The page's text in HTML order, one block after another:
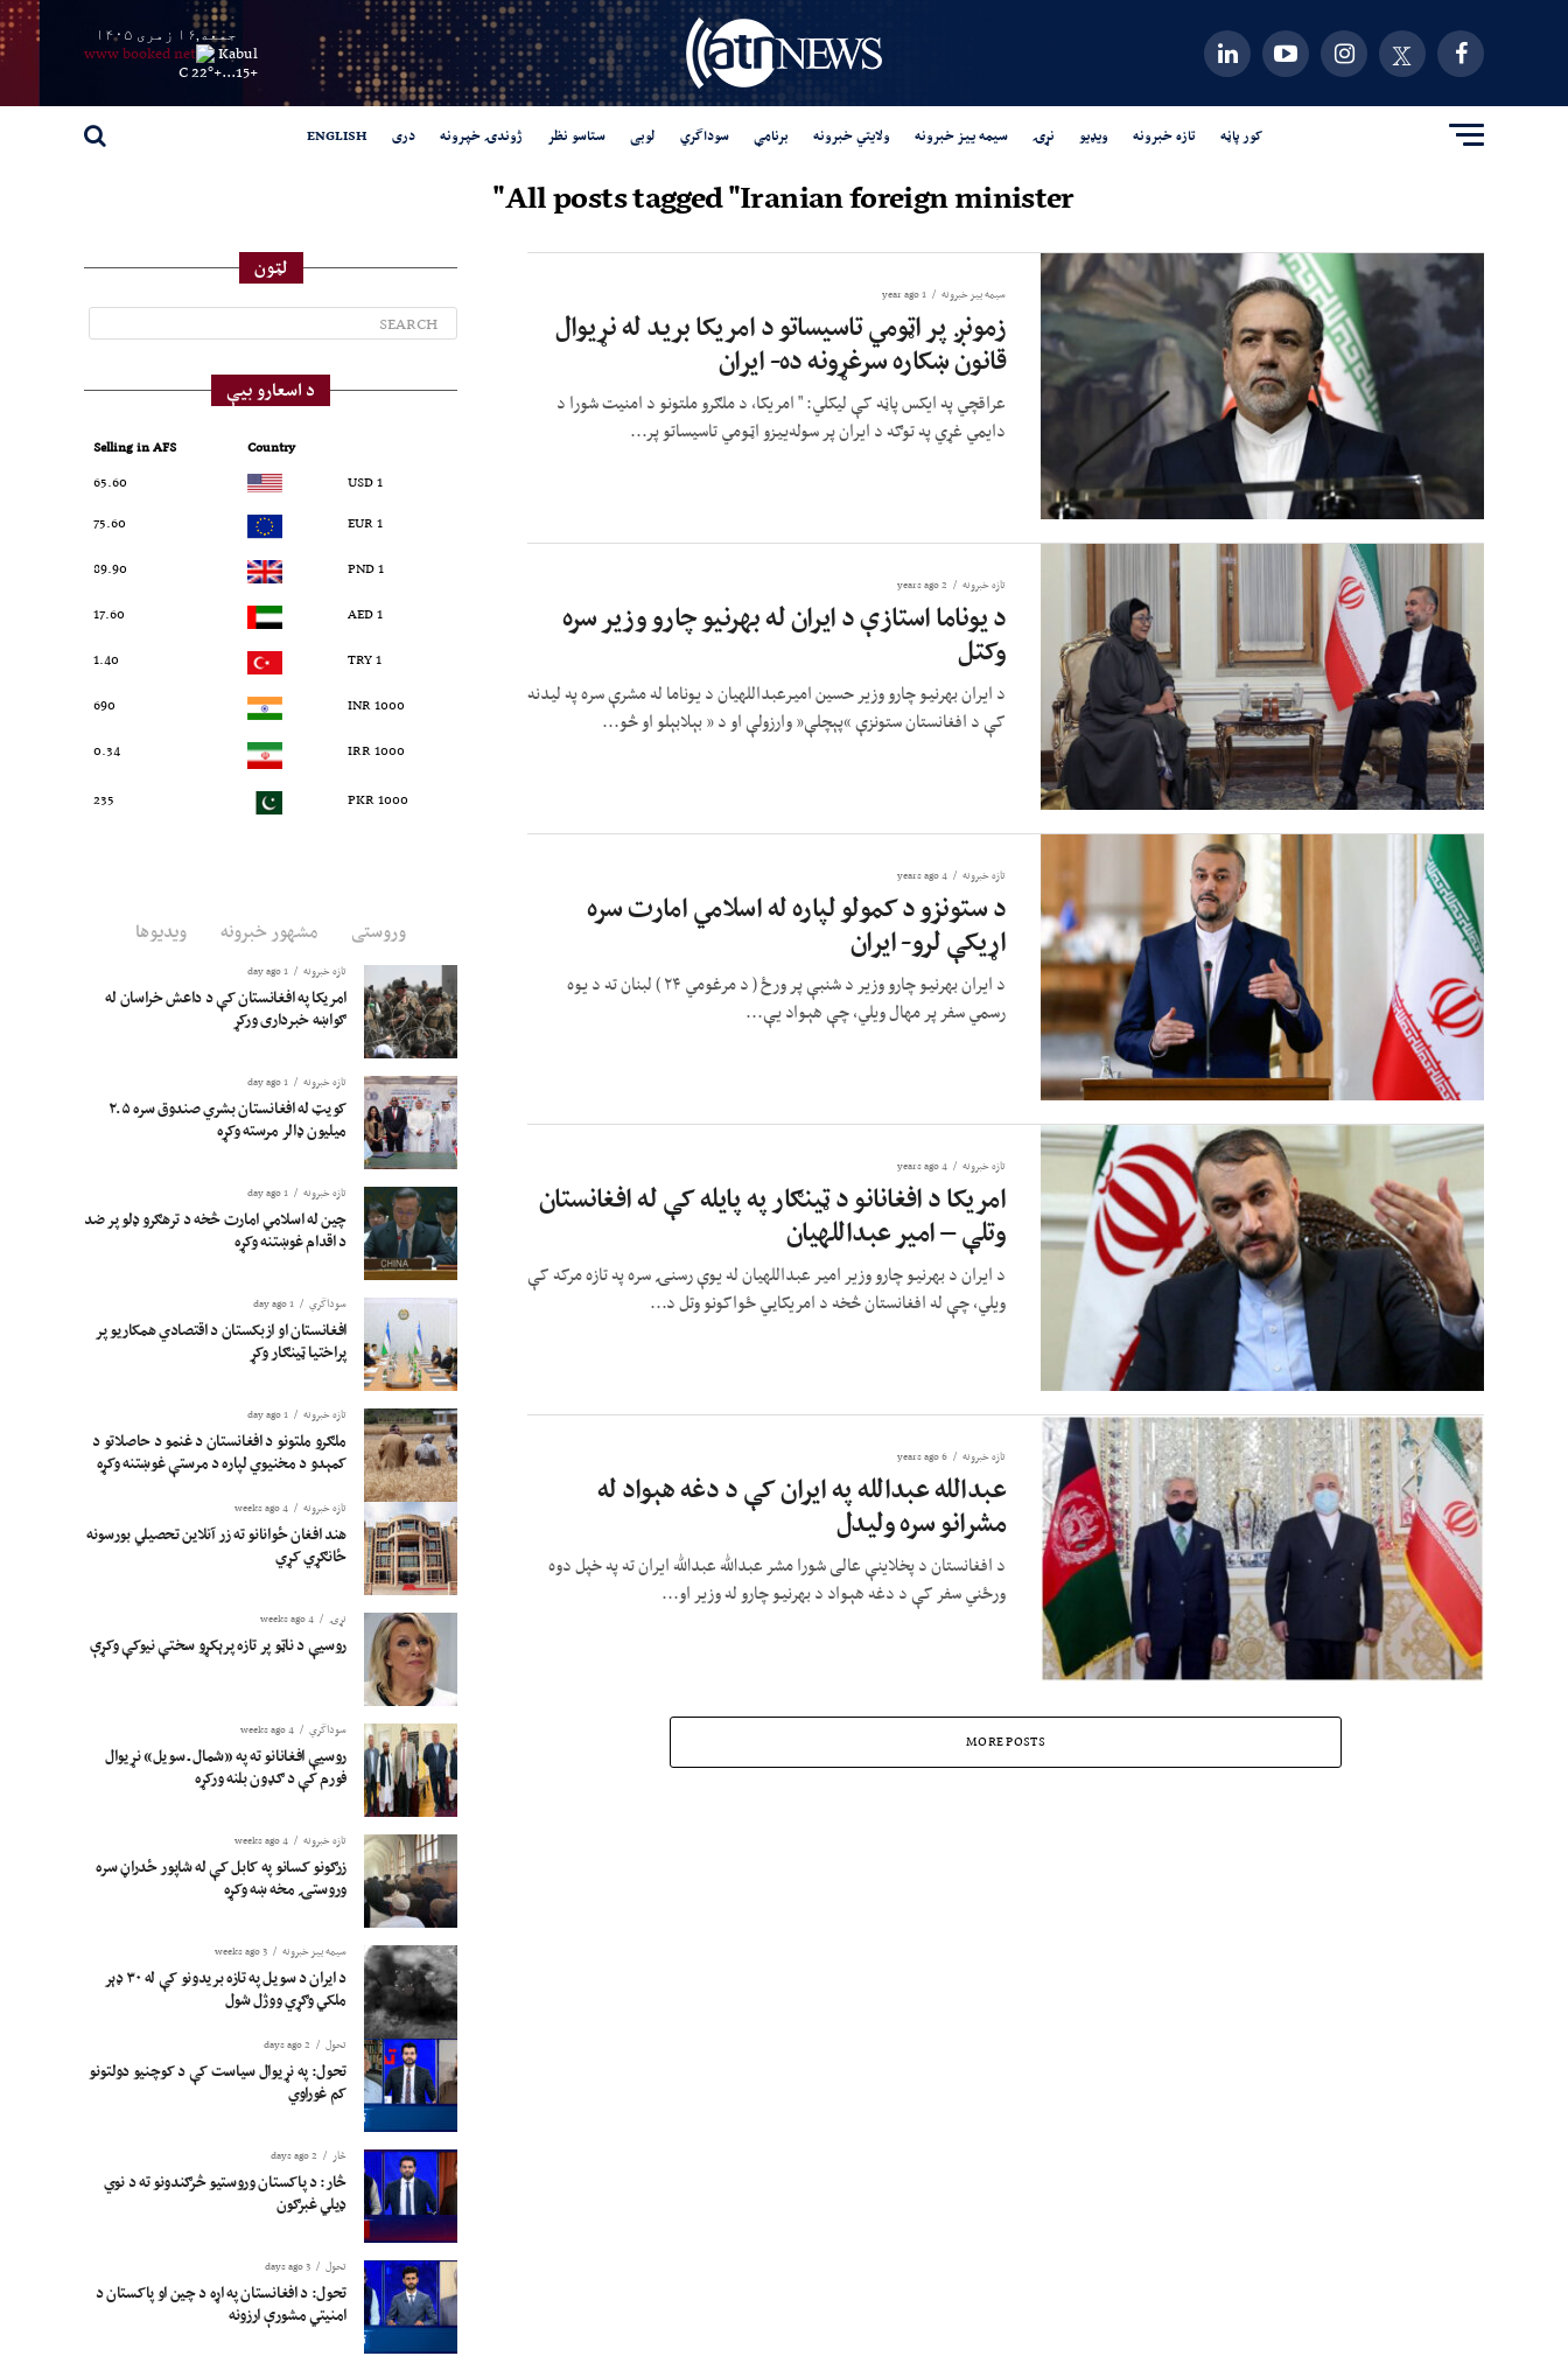
جمعه,۱۶ زمری ۱۴۰۵
Kabul
+
15...
+
22° C
کور پاڼه تازه خبرونه ویډیو نړۍ سیمه ییز خبرونه ولایتي خبرونه برنامې سوداگري لوبی ستاسو نظر ژوندۍ خپرونه دری ENGLISH
All posts tagged "Iranian foreign minister"
سیمه ییز خبرونه 1 year ago
زمونږ پر اټومي تاسیساتو د امریکا برید له نړیوال
قانون ښکاره سرغړونه ده- ایران
عراقچي په ایکس پاڼه کې لیکلي: " امریکا، د ملګرو ملتونو د امنیت شورا د
دایمي غړي په توګه د ایران پر سوله‌ییزو اټومي تاسیساتو پر...
تازه خبرونه 2 years ago
د یوناما استازې د ایران له بهرنیو چارو وزیر سره
وکتل
د ایران بهرنیو چارو وزیر حسین امیرعبداللهیان د یوناما له مشرې سره په لیدنه
کې د افغانستان ستونزې “پېچلې” وارزولې او د ” بېلابېلو او څو...
تازه خبرونه 4 years ago
د ستونزو د کمولو لپاره له اسلامي امارت سره
اړیکې لرو- ایران
د ایران بهرنیو چارو وزیر د شنبې پر ورځ ( د مرغومي ۲۴ ) لبنان ته د یوه
رسمي سفر پر مهال ویلي، چې هېواد یې...
تازه خبرونه 4 years ago
امریکا د افغانانو د ټینګار په پایله کې له افغانستان
وتلې – امیر عبداللهیان
د ایران د بهرنیو چارو وزیر امیر عبداللهیان له یوې رسنۍ سره په تازه مرکه کې
ویلي، چې له افغانستان څخه د امریکايي ځواکونو وتل د...
تازه خبرونه 6 years ago
عبدالله عبدالله په ایران کې د دغه هېواد له
مشرانو سره ولیدل
د افغانستان د پخلاینې عالی شورا مشر عبدالله عبدالله ایران ته په خپل دوه
ورځني سفر کې د دغه هېواد د بهرنیو چارو له وزیر او...
MORE POSTS
لټون
د اسعارو بیې
Country
Selling in AFS
1 USD
65.60
1 EUR
75.60
1 PND
89.90
1 AED
17.60
1 TRY
1.40
1000 INR
690
1000 IRR
0.34
1000 PKR
235
وروستی مشهور خبرونه ویدیوها
تازه خبرونه 1 day ago
امریکا په افغانستان کې د داعش خراسان له
ګواښه خبرداری ورکړ
تازه خبرونه 1 day ago
کویټ له افغانستان بشري صندوق سره ۲.۵
میلیون ډالر مرسته وکړه
تازه خبرونه 1 day ago
چین له اسلامي امارت څخه د ترهګرو ډلو پر ضد
د اقدام غوښتنه وکړه
سوداگري 1 day ago
افغانستان او ازبکستان د اقتصادي همکاریو پر
پراختیا ټینګار وکړ
تازه خبرونه 1 day ago
ملګرو ملتونو د افغانستان د غنمو د حاصلاتو د
کمېدو د مخنیوي لپاره د مرستې غوښتنه وکړه
تازه خبرونه 4 weeks ago
هند افغان ځوانانو ته زر آنلاین تحصیلي بورسونه
ځانګړي کړي
نړۍ 4 weeks ago
روسیې د ناټو پر تازه پرېکړو سختې نیوکې وکړې
سوداگري 4 weeks ago
روسیې افغانانو ته په «شمال ـ سویل» نړیوال
فورم کې د ګډون بلنه ورکړه
تازه خبرونه 4 weeks ago
زرګونو کسانو په کابل کې له شاپور ځدراڼ سره
وروستۍ مخه ښه وکړه
سیمه ییز خبرونه 3 weeks ago
د ایران د سویل په تازه بریدونو کې له ۳۰ ډېر
ملکي وګړي ووژل شول
تحول 2 days ago
تحول: په نړیوال سیاست کې د کوچنیو دولتونو
کم غوراوي
څار 2 days ago
څار: د پاکستان وروستیو څرګندونو ته د نوي
ډیلي غبرګون
تحول 3 days ago
تحول: د افغانستان په اړه د چین او پاکستان د
امنیتي مشورې ارزونه